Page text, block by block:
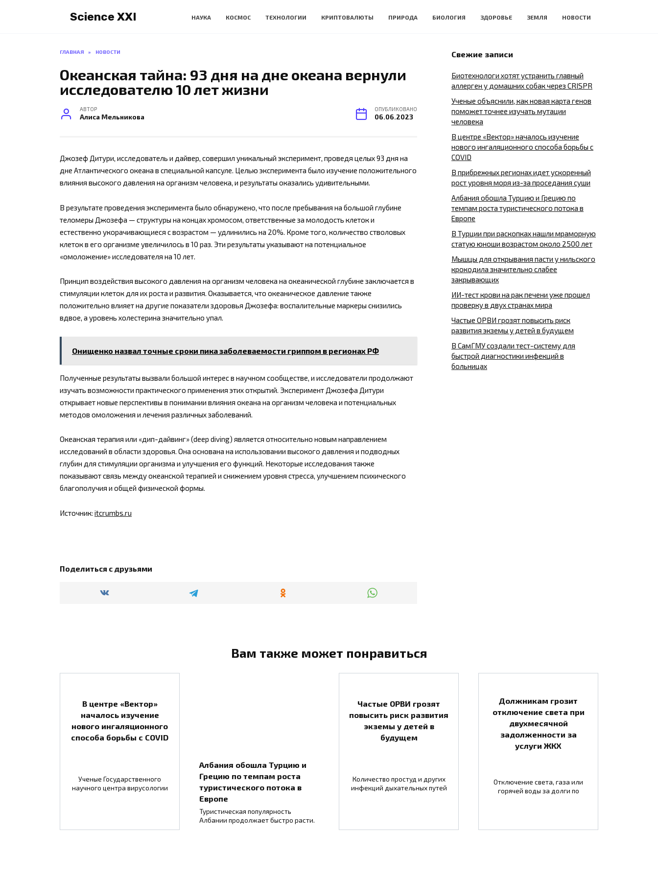
Science XXI НАУКА КОСМОС ТЕХНОЛОГИИ КРИПТОВАЛЮТЫ ПРИРОДА БИОЛОГИЯ ЗДОРОВЬЕ ЗЕМЛЯ НОВОСТИ
ГЛАВНАЯ » НОВОСТИ
Океанская тайна: 93 дня на дне океана вернули
исследователю 10 лет жизни
АВТОР
Алиса Мельникова
ОПУБЛИКОВАНО
06.06.2023
Джозеф Дитури, исследователь и дайвер, совершил уникальный эксперимент, проведя целых 93 дня на
дне Атлантического океана в специальной капсуле. Целью эксперимента было изучение положительного
влияния высокого давления на организм человека, и результаты оказались удивительными.
В результате проведения эксперимента было обнаружено, что после пребывания на большой глубине
теломеры Джозефа — структуры на концах хромосом, ответственные за молодость клеток и
естественно укорачивающиеся с возрастом — удлинились на 20%. Кроме того, количество стволовых
клеток в его организме увеличилось в 10 раз. Эти результаты указывают на потенциальное
«омоложение» исследователя на 10 лет.
Принцип воздействия высокого давления на организм человека на океанической глубине заключается в
стимуляции клеток для их роста и развития. Оказывается, что океаническое давление также
положительно влияет на другие показатели здоровья Джозефа: воспалительные маркеры снизились
вдвое, а уровень холестерина значительно упал.
Онищенко назвал точные сроки пика заболеваемости гриппом в регионах РФ
Полученные результаты вызвали большой интерес в научном сообществе, и исследователи продолжают
изучать возможности практического применения этих открытий. Эксперимент Джозефа Дитури
открывает новые перспективы в понимании влияния океана на организм человека и потенциальных
методов омоложения и лечения различных заболеваний.
Океанская терапия или «дип-дайвинг» (deep diving) является относительно новым направлением
исследований в области здоровья. Она основана на использовании высокого давления и подводных
глубин для стимуляции организма и улучшения его функций. Некоторые исследования также
показывают связь между океанской терапией и снижением уровня стресса, улучшением психического
благополучия и общей физической формы.
Источник: itcrumbs.ru
Поделиться с друзьями
Свежие записи
Биотехнологи хотят устранить главный
аллерген у домашних собак через CRISPR
Ученые объяснили, как новая карта генов
поможет точнее изучать мутации
человека
В центре «Вектор» началось изучение
нового ингаляционного способа борьбы с
COVID
В прибрежных регионах идет ускоренный
рост уровня моря из-за проседания суши
Албания обошла Турцию и Грецию по
темпам роста туристического потока в
Европе
В Турции при раскопках нашли мраморную
статую юноши возрастом около 2500 лет
Мышцы для открывания пасти у нильского
крокодила значительно слабее
закрывающих
ИИ-тест крови на рак печени уже прошел
проверку в двух странах мира
Частые ОРВИ грозят повысить риск
развития экземы у детей в будущем
В СамГМУ создали тест-систему для
быстрой диагностики инфекций в
больницах
Вам также может понравиться
В центре «Вектор»
началось изучение
нового ингаляционного
способа борьбы с COVID
Ученые Государственного
научного центра вирусологии
Албания обошла Турцию и
Грецию по темпам роста
туристического потока в
Европе
Туристическая популярность
Албании продолжает быстро расти.
Частые ОРВИ грозят
повысить риск развития
экземы у детей в
будущем
Количество простуд и других
инфекций дыхательных путей
Должникам грозит
отключение света при
двухмесячной
задолженности за
услуги ЖКХ
Отключение света, газа или
горячей воды за долги по